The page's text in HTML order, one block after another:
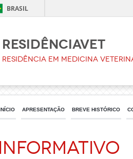
BRASIL
ResidênciaVet
Residência em Medicina
APRESENTAÇÃO BREVE HISTÓRICO
Informativo